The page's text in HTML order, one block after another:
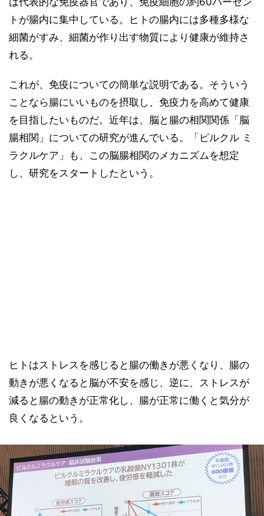
トが腸内に集中している。ヒトの腸内には多種多様な
細菌がすみ、細菌が作り出す物質により健康が維持さ
れる。
これが、免疫についての簡単な説明である。そういう
ことなら腸にいいものを摂取し、免疫力を高めて健康
を目指したいものだ。近年は、脳と腸の相関関係「脳
腸相関」についての研究が進んでいる。「ピルクル ミ
ラクルケア」も、この脳腸相関のメカニズムを想定
し、研究をスタートしたという。
ヒトはストレスを感じると腸の働きが悪くなり、腸の
動きが悪くなると脳が不安を感じ、逆に、ストレスが
減ると腸の動きが正常化し、腸が正常に働くと気分が
良くなるという。